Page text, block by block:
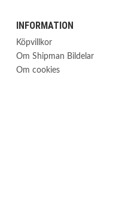
INFORMATION
Köpvillkor
Om Shipman Bildelar
Om cookies